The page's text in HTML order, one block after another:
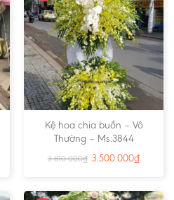
Kệ hoa chia buồn – Vô
Thường – Ms:3844
3.810.000₫ 3.500.000₫